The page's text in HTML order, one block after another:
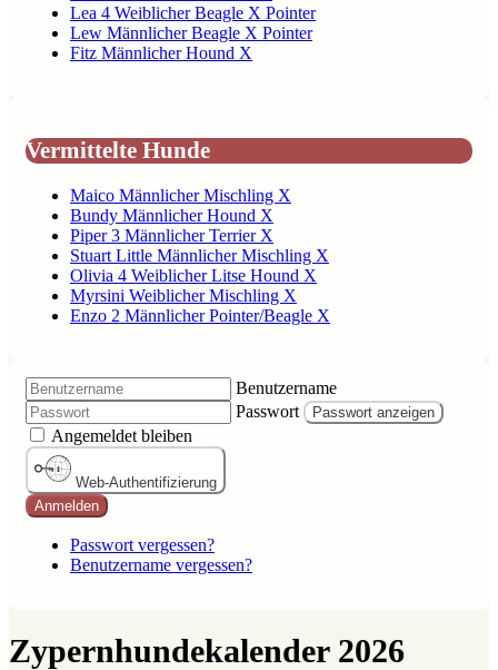
Lea 4 Weiblicher Beagle X Pointer
Lew Männlicher Beagle X Pointer
Fitz Männlicher Hound X
Vermittelte Hunde
Maico Männlicher Mischling X
Bundy Männlicher Hound X
Piper 3 Männlicher Terrier X
Stuart Little Männlicher Mischling X
Olivia 4 Weiblicher Litse Hound X
Myrsini Weiblicher Mischling X
Enzo 2 Männlicher Pointer/Beagle X
Benutzername
Passwort
Passwort anzeigen
Angemeldet bleiben
Web-Authentifizierung
Anmelden
Passwort vergessen?
Benutzername vergessen?
Zypernhundekalender 2026